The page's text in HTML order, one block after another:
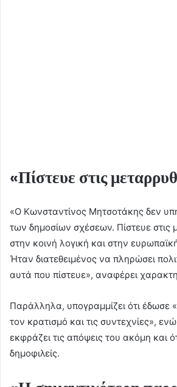
«Πίστευε στις
«Ο Κωνσταντίνος Μητσοτάκης δεν
των δημοσίων σχέσεων. Πίστευε στις
στην κοινή λογική και στην
Ήταν διατεθειμένος να πληρώσει
αυτά που πίστευε», αναφέρει
Παράλληλα, υπογραμμίζει ότι έδωσε
τον κρατισμό και τις συντεχνίες»,
εκφράζει τις απόψεις του ακόμη και
δημοφιλείς.